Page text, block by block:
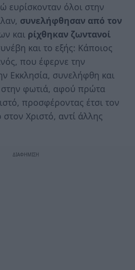
ευρίσκονταν όλοι στην
συνελήφθησαν από τον
και ρίχθηκαν ζωντανοί
και το εξής: Κάποιος
που έφερνε την
Εκκλησία, συνελήφθη και
στην φωτιά, αφού πρώτα
προσφέροντας έτσι τον
στον Χριστό, αντί άλλης